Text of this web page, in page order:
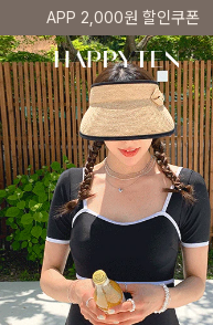
매주 리뷰어 최대 1만원 쿠폰